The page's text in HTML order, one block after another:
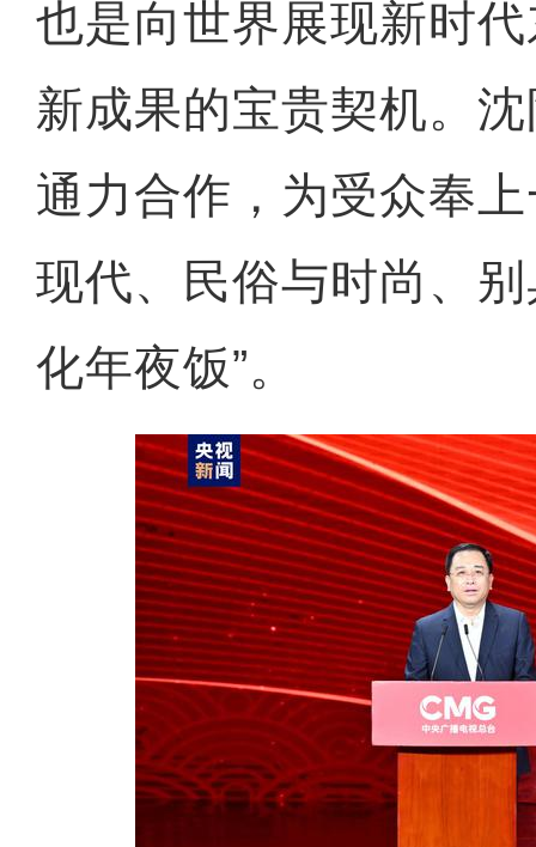
也是向世界展现新时
新成果的宝贵契机。
通力合作，为受众奉
现代、民俗与时尚、
化年夜饭”。